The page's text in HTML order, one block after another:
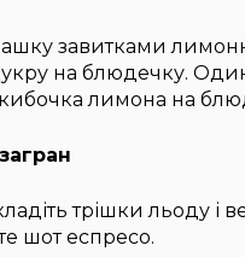
завитками
на блюдечку.
лимона на
трішки льоду і
шот еспресо.